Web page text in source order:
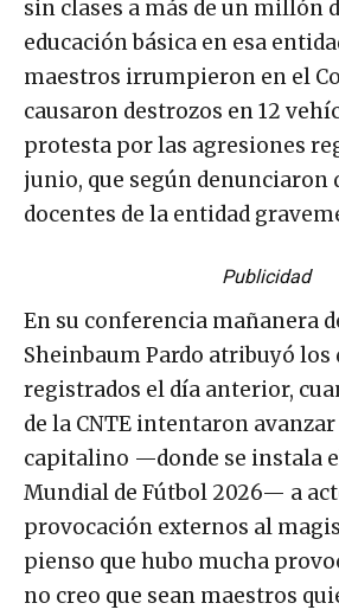
sin clases a más de un millón
educación básica en esa
maestros irrumpieron en el
causaron destrozos en 12
protesta por las agresiones
junio, que según denunciaron
docentes de la entidad
Publicidad
En su conferencia mañanera
Sheinbaum Pardo atribuyó
registrados el día anterior,
de la CNTE intentaron
capitalino —donde se instala
Mundial de Fútbol 2026— a
provocación externos al
pienso que hubo mucha
no creo que sean maestros